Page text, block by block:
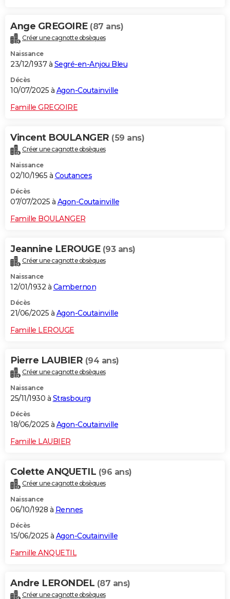
Ange GREGOIRE (87 ans)
Créer une cagnotte obsèques
Naissance
23/12/1937 à Segré-en-Anjou Bleu
Décès
10/07/2025 à Agon-Coutainville
Famille GREGOIRE
Vincent BOULANGER (59 ans)
Créer une cagnotte obsèques
Naissance
02/10/1965 à Coutances
Décès
07/07/2025 à Agon-Coutainville
Famille BOULANGER
Jeannine LEROUGE (93 ans)
Créer une cagnotte obsèques
Naissance
12/01/1932 à Cambernon
Décès
21/06/2025 à Agon-Coutainville
Famille LEROUGE
Pierre LAUBIER (94 ans)
Créer une cagnotte obsèques
Naissance
25/11/1930 à Strasbourg
Décès
18/06/2025 à Agon-Coutainville
Famille LAUBIER
Colette ANQUETIL (96 ans)
Créer une cagnotte obsèques
Naissance
06/10/1928 à Rennes
Décès
15/06/2025 à Agon-Coutainville
Famille ANQUETIL
Andre LERONDEL (87 ans)
Créer une cagnotte obsèques